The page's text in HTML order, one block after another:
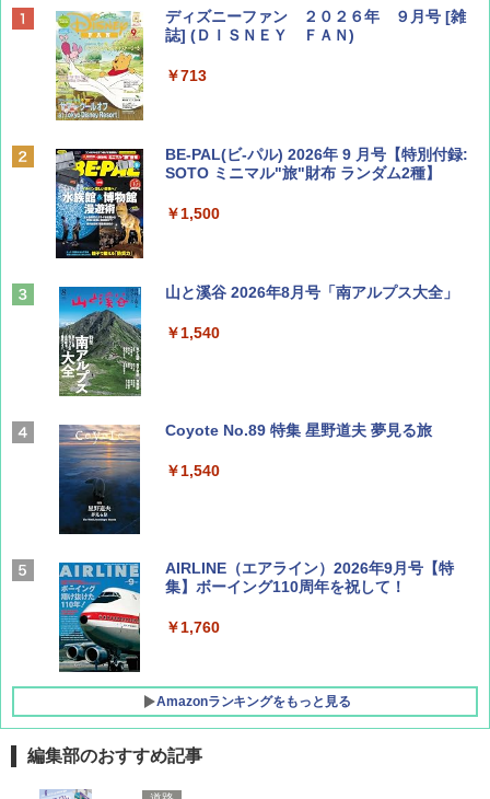
ディズニーファン ２０２６年 ９月号 [雑
誌] (ＤＩＳＮＥＹ ＦＡＮ)
￥713
BE-PAL(ビ-パル) 2026年 9 月号【特別付録:
SOTO ミニマル"旅"財布 ランダム2種】
￥1,500
山と溪谷 2026年8月号「南アルプス大全」
￥1,540
Coyote No.89 特集 星野道夫 夢見る旅
￥1,540
AIRLINE（エアライン）2026年9月号【特
集】ボーイング110周年を祝して！
￥1,760
Amazonランキングをもっと見る
D40 地球の歩き方 チェンマイ タイ北部の魅
[キャンパーズコレクション 山善] ポップアッ
DEWEL パラソル 大型 ビーチ アウトドアパ
編集部のおすすめ記事